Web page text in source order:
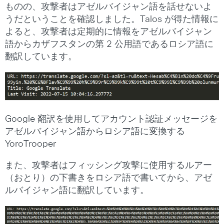
ものの、攻撃者はアゼルバイジャン語を話せないよ
うだということを確認しました。Talos が得た情報に
よると、攻撃者は定期的に情報をアゼルバイジャン
語からカザフスタンの第 2 公用語であるロシア語に
翻訳しています。
Google 翻訳を使用してアカウント認証メッセージを
アゼルバイジャン語からロシア語に変換する
YoroTrooper
また、攻撃者はフィッシング攻撃に使用するルアー
（おとり）の下書きをロシア語で書いてから、アゼ
ルバイジャン語に翻訳しています。